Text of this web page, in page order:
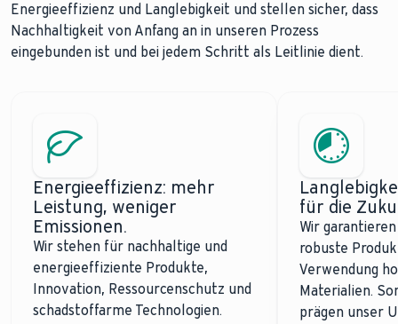
Energieeffizienz und Langlebigkeit und stellen sicher, dass
Nachhaltigkeit von Anfang an in unseren Prozess
eingebunden ist und bei jedem Schritt als Leitlinie dient.
Energieeffizienz: mehr
Leistung, weniger
Emissionen.
Wir stehen für nachhaltige und
energieeffiziente Produkte,
Innovation, Ressourcenschutz und
schadstoffarme Technologien.
für die
Wir
robuste
Verwendung
Materialien.
prägen unser